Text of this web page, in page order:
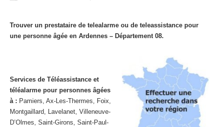
Trouver un prestataire de telealarme ou de teleassistance pour
une personne âgée en Ardennes – Département 08.
Services de Téléassistance et
téléalarme pour personnes âgées
à : Pamiers, Ax-Les-Thermes, Foix,
Montgaillard, Lavelanet, Villeneuve-
D’Olmes, Saint-Girons, Saint-Paul-